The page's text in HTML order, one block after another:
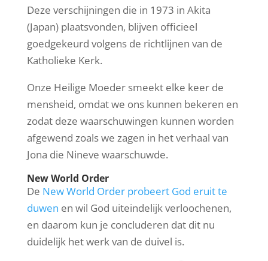
Deze verschijningen die in 1973 in Akita
(Japan) plaatsvonden, blijven officieel
goedgekeurd volgens de richtlijnen van de
Katholieke Kerk.
Onze Heilige Moeder smeekt elke keer de
mensheid, omdat we ons kunnen bekeren en
zodat deze waarschuwingen kunnen worden
afgewend zoals we zagen in het verhaal van
Jona die Nineve waarschuwde.
New World Order
De New World Order probeert God eruit te
duwen en wil God uiteindelijk verloochenen,
en daarom kun je concluderen dat dit nu
duidelijk het werk van de duivel is.